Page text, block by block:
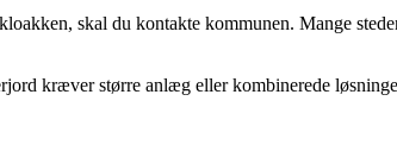
skal du kontakte kommunen. Mange
kræver større anlæg eller kombinerede